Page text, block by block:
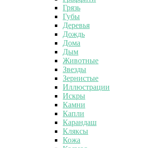
Грязь
Губы
Деревья
Дождь
Дома
Дым
Животные
Звезды
Зернистые
Иллюстрации
Искры
Камни
Капли
Карандаш
Кляксы
Кожа